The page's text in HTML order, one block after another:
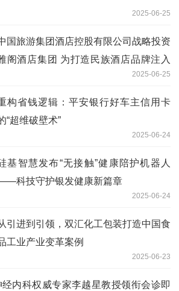
2025-06-25
国旅游集团酒店控股有限公司战略投资
阁酒店集团 为打造民族酒店品牌注入
2025-06-25
构省钱逻辑：平安银行好车主信用卡
“超维破壁术”
2025-06-24
基智慧发布“无接触”健康陪护机器人
科技守护银发健康新篇章
2025-06-24
引进到引领，双汇化工包装打造中国食
工业产业变革案例
2025-06-23
内科权威专家李越星教授领衔会诊即